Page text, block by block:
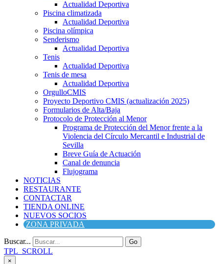
Actualidad Deportiva
Piscina climatizada
Actualidad Deportiva
Piscina olímpica
Senderismo
Actualidad Deportiva
Tenis
Actualidad Deportiva
Tenis de mesa
Actualidad Deportiva
OrgulloCMIS
Proyecto Deportivo CMIS (actualización 2025)
Formularios de Alta/Baja
Protocolo de Protección al Menor
Programa de Protección del Menor frente a la
Violencia del Círculo Mercantil e Industrial de
Sevilla
Breve Guía de Actuación
Canal de denuncia
Flujograma
NOTICIAS
RESTAURANTE
CONTACTAR
TIENDA ONLINE
NUEVOS SOCIOS
ZONA PRIVADA
Buscar... Go
TPL_SCROLL
×